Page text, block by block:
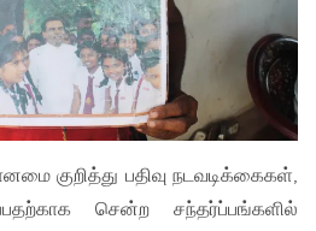
குறித்து பதிவு நடவடிக்கைகள்,
சென்ற சந்தர்ப்பங்களில்